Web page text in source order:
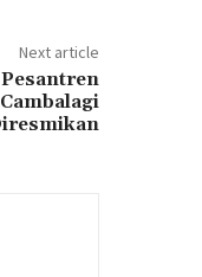
Next article